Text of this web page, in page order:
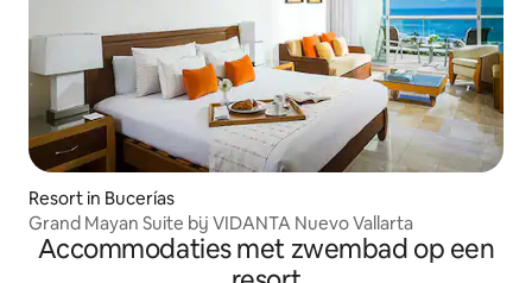
Resort in Bucerías
Grand Mayan Suite bij VIDANTA Nuevo Vallarta
Accommodaties met zwembad op een